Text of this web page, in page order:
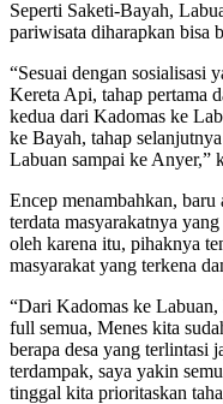
Seperti Saketi-Bayah,
pariwisata diharapkan bisa
“Sesuai dengan sosialisasi
Kereta Api, tahap pertama
kedua dari Kadomas ke
ke Bayah, tahap
Labuan sampai ke Anyer,”
Encep menambahkan, baru
terdata masyarakatnya
oleh karena itu, pihaknya
masyarakat yang terkena
“Dari Kadomas ke
full semua, Menes kita
berapa desa yang terlintasi
terdampak, saya yakin
tinggal kita prioritaskan